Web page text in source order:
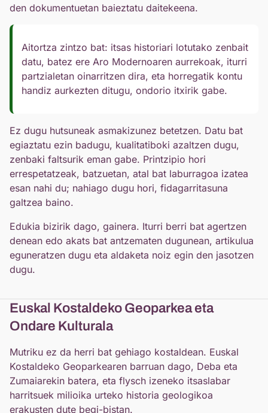
den dokumentuetan baieztatu daitekeena.
Aitortza zintzo bat: itsas historiari lotutako zenbait
datu, batez ere Aro Modernoaren aurrekoak, iturri
partzialetan oinarritzen dira, eta horregatik kontu
handiz aurkezten ditugu, ondorio itxirik gabe.
Ez dugu hutsuneak asmakizunez betetzen. Datu bat
egiaztatu ezin badugu, kualitatiboki azaltzen dugu,
zenbaki faltsurik eman gabe. Printzipio hori
errespetatzeak, batzuetan, atal bat laburragoa izatea
esan nahi du; nahiago dugu hori, fidagarritasuna
galtzea baino.
Edukia bizirik dago, gainera. Iturri berri bat agertzen
denean edo akats bat antzematen dugunean, artikulua
eguneratzen dugu eta aldaketa noiz egin den jasotzen
dugu.
Euskal Kostaldeko Geoparkea eta
Ondare Kulturala
Mutriku ez da herri bat gehiago kostaldean. Euskal
Kostaldeko Geoparkearen barruan dago, Deba eta
Zumaiarekin batera, eta flysch izeneko itsaslabar
harritsuek milioika urteko historia geologikoa
erakusten dute begi-bistan.